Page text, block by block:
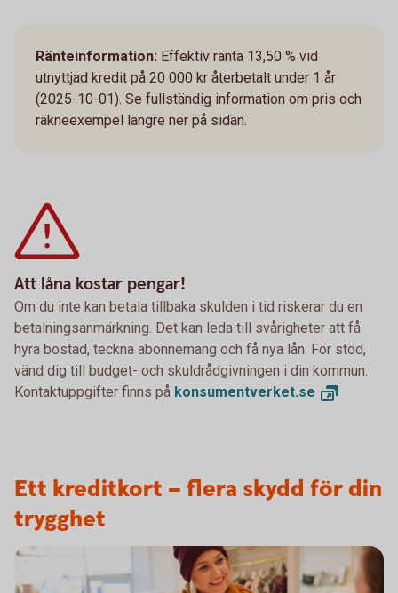
Ränteinformation: Effektiv ränta 13,50 % vid
utnyttjad kredit på 20 000 kr återbetalt under 1 år
(2025-10-01). Se fullständig information om pris och
räkneexempel längre ner på sidan.
Att låna kostar pengar!
Om du inte kan betala tillbaka skulden i tid riskerar du en
betalningsanmärkning. Det kan leda till svårigheter att få
hyra bostad, teckna abonnemang och få nya lån. För stöd,
vänd dig till budget- och skuldrådgivningen i din kommun.
Kontaktuppgifter finns på konsumentverket.se
Ett kreditkort – flera skydd för din
trygghet